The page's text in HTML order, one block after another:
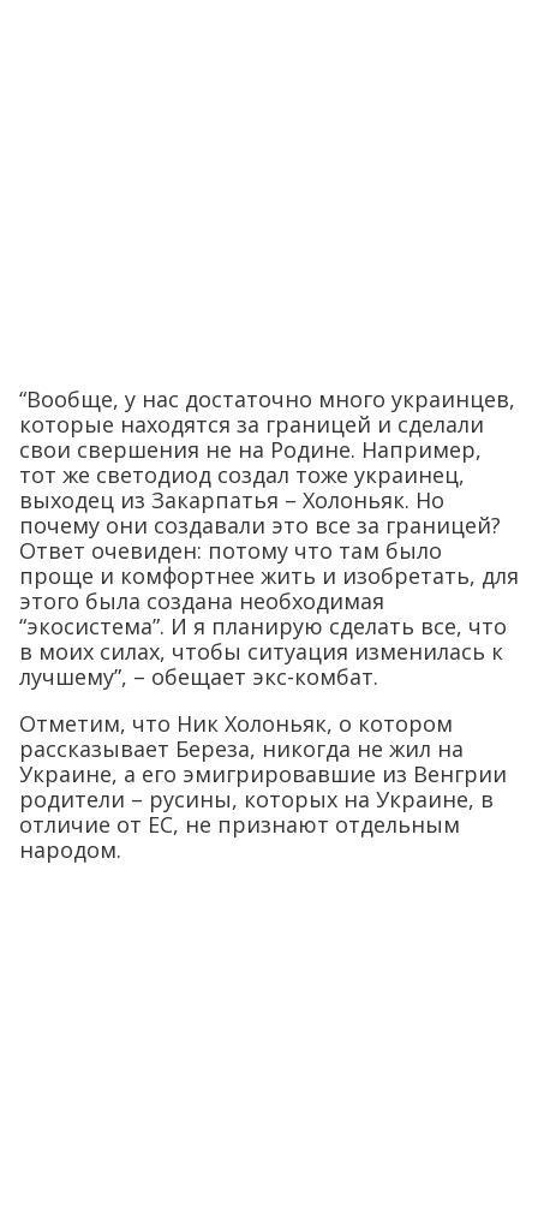
“Вообще, у нас достаточно много украинцев,
которые находятся за границей и сделали
свои свершения не на Родине. Например,
тот же светодиод создал тоже украинец,
выходец из Закарпатья – Холоньяк. Но
почему они создавали это все за границей?
Ответ очевиден: потому что там было
проще и комфортнее жить и изобретать, для
этого была создана необходимая
“экосистема”. И я планирую сделать все, что
в моих силах, чтобы ситуация изменилась к
лучшему”, – обещает экс-комбат.
Отметим, что Ник Холоньяк, о котором
рассказывает Береза, никогда не жил на
Украине, а его эмигрировавшие из Венгрии
родители – русины, которых на Украине, в
отличие от ЕС, не признают отдельным
народом.